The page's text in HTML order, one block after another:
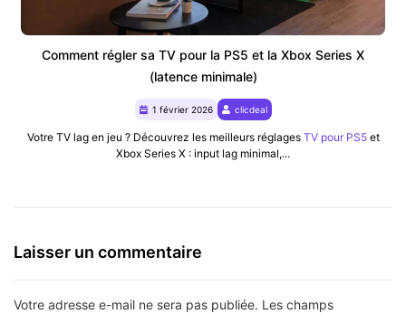
Comment régler sa TV pour la PS5 et la Xbox Series X
(latence minimale)
1 février 2026 clicdeal
Votre TV lag en jeu ? Découvrez les meilleurs réglages TV pour PS5et
Xbox Series X : input lag minimal,...
Laisser un commentaire
Votre adresse e-mail ne sera pas publiée. Les champs